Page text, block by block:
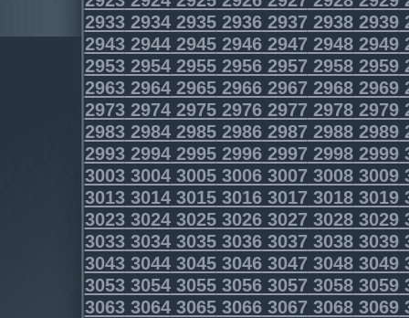
2933293429352936293729382939
2943294429452946294729482949
2953295429552956295729582959
2963296429652966296729682969
2973297429752976297729782979
2983298429852986298729882989
2993299429952996299729982999
3003300430053006300730083009
3013301430153016301730183019
3023302430253026302730283029
3033303430353036303730383039
3043304430453046304730483049
3053305430553056305730583059
3063306430653066306730683069